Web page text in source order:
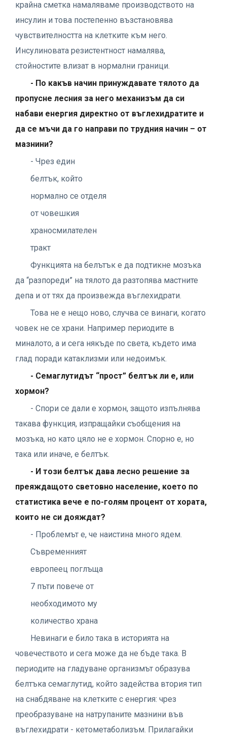
крайна сметка намаляваме производството на
инсулин и това постепенно възстановява
чувствителността на клетките към него.
Инсулиновата резистентност намалява,
стойностите влизат в нормални граници.
- По какъв начин принуждавате тялото да
пропусне лесния за него механизъм да си
набави енергия директно от въглехидратите и
да се мъчи да го направи по трудния начин – от
мазнини?
- Чрез един
белтък, който
нормално се отделя
от човешкия
храносмилателен
тракт
Функцията на белътък е да подтикне мозъка
да “разпореди” на тялото да разтопява мастните
депа и от тях да произвежда въглехидрати.
Това не е нещо ново, случва се винаги, когато
човек не се храни. Например периодите в
миналото, а и сега някъде по света, където има
глад поради катаклизми или недоимък.
- Семаглутидът “прост” белтък ли е, или
хормон?
- Спори се дали е хормон, защото изпълнява
такава функция, изпращайки съобщения на
мозъка, но като цяло не е хормон. Спорно е, но
така или иначе, е белтък.
- И този белтък дава лесно решение за
преяждащото световно население, което по
статистика вече е по-голям процент от хората,
които не си дояждат?
- Проблемът е, че наистина много ядем.
Съвременният
европеец поглъща
7 пъти повече от
необходимото му
количество храна
Невинаги е било така в историята на
човечеството и сега може да не бъде така. В
периодите на гладуване организмът образува
белтъка семаглутид, който задейства втория тип
на снабдяване на клетките с енергия: чрез
преобразуване на натрупаните мазнини във
въглехидрати - кетометаболизъм. Прилагайки